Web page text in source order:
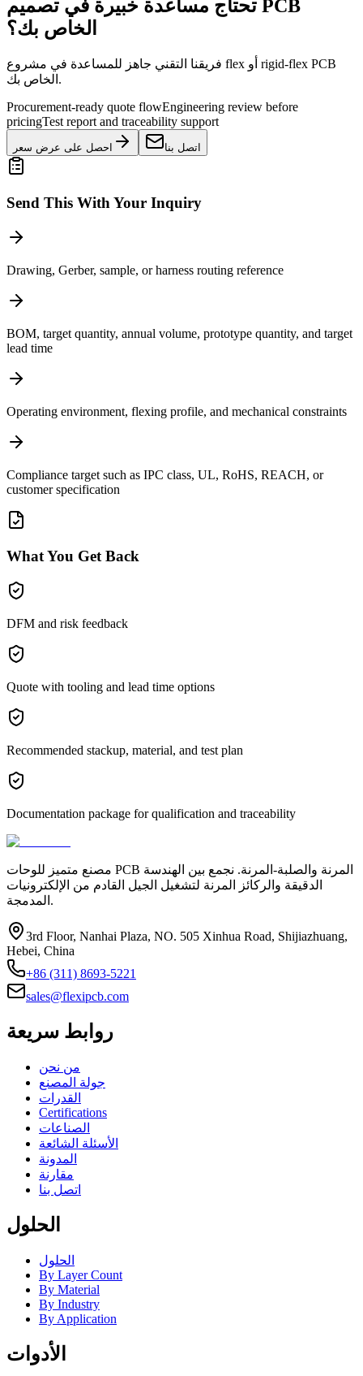
تحتاج مساعدة خبيرة في تصميم PCB
الخاص بك؟
فريقنا التقني جاهز للمساعدة في مشروع flex أو rigid-flex PCB
الخاص بك.
Procurement-ready quote flowEngineering review before
pricingTest report and traceability support
احصل على عرض سعر اتصل بنا
Send This With Your Inquiry
Drawing, Gerber, sample, or harness routing reference
BOM, target quantity, annual volume, prototype quantity, and target
lead time
Operating environment, flexing profile, and mechanical constraints
Compliance target such as IPC class, UL, RoHS, REACH, or
customer specification
What You Get Back
DFM and risk feedback
Quote with tooling and lead time options
Recommended stackup, material, and test plan
Documentation package for qualification and traceability
مصنع متميز للوحات PCB المرنة والصلبة-المرنة. نجمع بين الهندسة
الدقيقة والركائز المرنة لتشغيل الجيل القادم من الإلكترونيات
المدمجة.
3rd Floor, Nanhai Plaza, NO. 505 Xinhua Road, Shijiazhuang,
Hebei, China
+86 (311) 8693-5221
sales@flexipcb.com
روابط سريعة
من نحن
جولة المصنع
القدرات
Certifications
الصناعات
الأسئلة الشائعة
المدونة
مقارنة
اتصل بنا
الحلول
الحلول
By Layer Count
By Material
By Industry
By Application
الأدوات